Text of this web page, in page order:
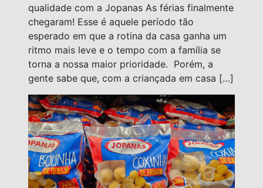
qualidade com a Jopanas As férias finalmente
chegaram! Esse é aquele período tão
esperado em que a rotina da casa ganha um
ritmo mais leve e o tempo com a família se
torna a nossa maior prioridade. Porém, a
gente sabe que, com a criançada em casa […]